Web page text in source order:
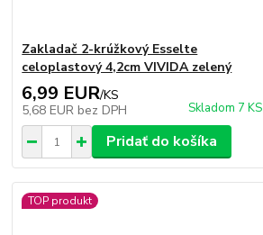
Zakladač 2-krúžkový Esselte
celoplastový 4,2cm VIVIDA zelený
6,99 EUR/KS
5,68 EUR bez DPH Skladom 7 KS
Pridať do košíka
TOP produkt